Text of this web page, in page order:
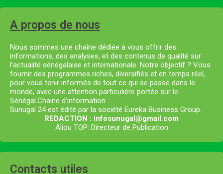
A propos de nous
Nous sommes une chaîne dédiée à vous offrir des
informations, des analyses, et des contenus de qualité sur
l’actualité sénégalaise et internationale. Notre objectif ? Vous
fournir des programmes riches, diversifiés et en temps réel,
pour vous tenir informés de tout ce qui se passe dans le
monde, avec une attention particulière portée sur le
Sénégal.Chaine d’information
Sunugal 24 est édité par la société Eureka Business Group.
REDACTION : infosunugal@gmail.com
Aliou TOP: Directeur de Publication
Contacts utiles